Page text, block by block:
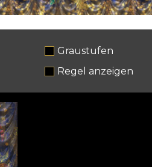
Graustufen
Regel anzeigen